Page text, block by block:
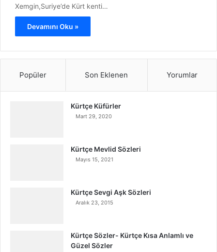
Xemgin,Suriye’de Kürt kenti…
Devamını Oku »
Popüler Son Eklenen Yorumlar
Kürtçe Küfürler
Mart 29, 2020
Kürtçe Mevlid Sözleri
Mayıs 15, 2021
Kürtçe Sevgi Aşk Sözleri
Aralık 23, 2015
Kürtçe Sözler- Kürtçe Kısa Anlamlı ve
Güzel Sözler